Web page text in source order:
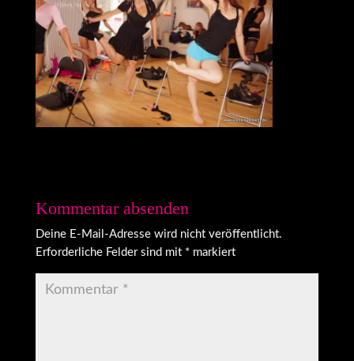
Kommentar absenden
Deine E-Mail-Adresse wird nicht veröffentlicht.
Erforderliche Felder sind mit *markiert